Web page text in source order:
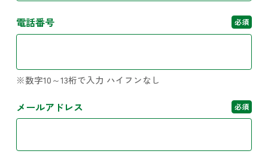
電話番号 必須
※数字10～13桁で入力 ハイフンなし
メールアドレス 必須